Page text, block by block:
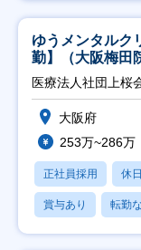
ゆうメンタルク
勤】（大阪梅田
医療法人社団上桜
大阪府
253万~286万
正社員採用 休
賞与あり 転勤